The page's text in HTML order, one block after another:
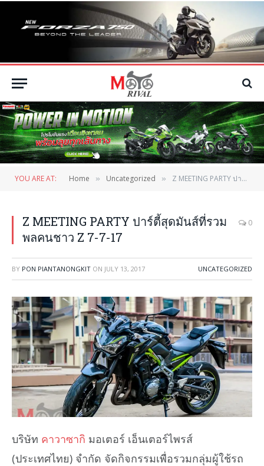
YOU ARE AT: Home » Uncategorized » Z MEETING PARTY ปาร์ตี้สุดมันส์ที่รวมพลคนชาว Z 7-7-17
Z MEETING PARTY ปาร์ตี้สุดมันส์ที่รวม
พลคนชาว Z 7-7-17
0
BY PON PIANTANONGKIT ON JULY 13, 2017 UNCATEGORIZED
บริษัท คาวาซากิ มอเตอร์ เอ็นเตอร์ไพรส์
(ประเทศไทย) จํากัด จัดกิจกรรมเพื่อรวมกลุ่มผู้ใช้รถ